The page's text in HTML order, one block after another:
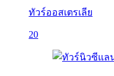
ทัวร์ออสเตรเลีย
20